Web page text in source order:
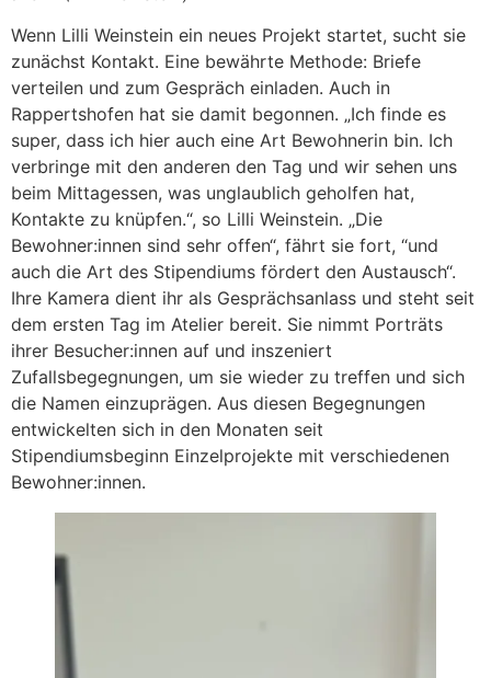
Wenn Lilli Weinstein ein neues Projekt startet, sucht sie
zunächst Kontakt. Eine bewährte Methode: Briefe
verteilen und zum Gespräch einladen. Auch in
Rappertshofen hat sie damit begonnen. „Ich finde es
super, dass ich hier auch eine Art Bewohnerin bin. Ich
verbringe mit den anderen den Tag und wir sehen uns
beim Mittagessen, was unglaublich geholfen hat,
Kontakte zu knüpfen.“, so Lilli Weinstein. „Die
Bewohner:innen sind sehr offen“, fährt sie fort, “und
auch die Art des Stipendiums fördert den Austausch“.
Ihre Kamera dient ihr als Gesprächsanlass und steht seit
dem ersten Tag im Atelier bereit. Sie nimmt Porträts
ihrer Besucher:innen auf und inszeniert
Zufallsbegegnungen, um sie wieder zu treffen und sich
die Namen einzuprägen. Aus diesen Begegnungen
entwickelten sich in den Monaten seit
Stipendiumsbeginn Einzelprojekte mit verschiedenen
Bewohner:innen.